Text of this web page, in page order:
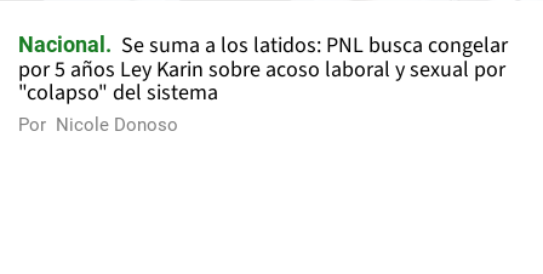
Nacional
Se suma a los latidos: PNL busca congelar
por 5 años Ley Karin sobre acoso laboral y sexual por
"colapso" del sistema
Por Nicole Donoso